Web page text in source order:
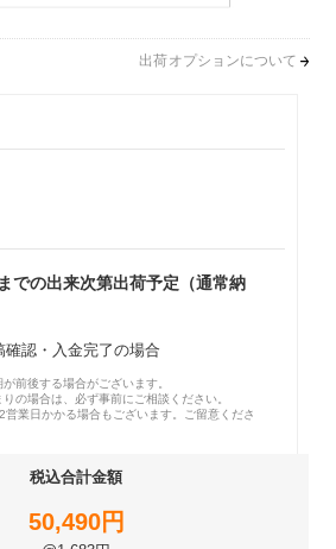
出荷オプションについて
までの出来次第出荷予定（通常納
確認・入金完了の場合
前後する場合がございます。
の場合は、必ず事前にご相談ください。
業日かかる場合もございます。ご留意くださ
税込合計金額
50,490円